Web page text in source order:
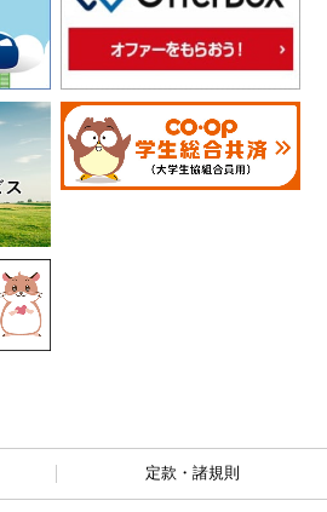
定款・諸規則